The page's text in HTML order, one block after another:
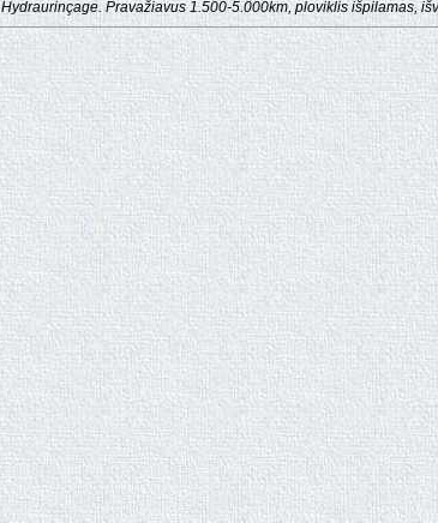
Pravažiavus 1.500-5.000km, ploviklis išpilamas,